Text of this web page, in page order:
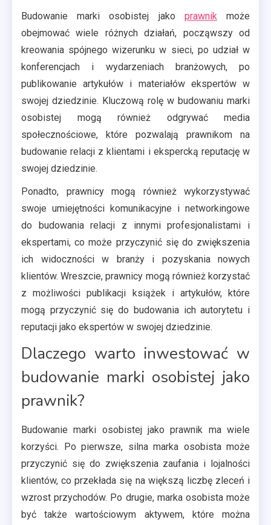
Budowanie marki osobistej jako prawnikmoże
obejmować wiele różnych działań, począwszy od
kreowania spójnego wizerunku w sieci, po udział w
konferencjach i wydarzeniach branżowych, po
publikowanie artykułów i materiałów ekspertów w
swojej dziedzinie. Kluczową rolę w budowaniu marki
osobistej mogą również odgrywać media
społecznościowe, które pozwalają prawnikom na
budowanie relacji z klientami i ekspercką reputację w
swojej dziedzinie.
Ponadto, prawnicy mogą również wykorzystywać
swoje umiejętności komunikacyjne i networkingowe
do budowania relacji z innymi profesjonalistami i
ekspertami, co może przyczynić się do zwiększenia
ich widoczności w branży i pozyskania nowych
klientów. Wreszcie, prawnicy mogą również korzystać
z możliwości publikacji książek i artykułów, które
mogą przyczynić się do budowania ich autorytetu i
reputacji jako ekspertów w swojej dziedzinie.
Dlaczego warto inwestować w
budowanie marki osobistej jako
prawnik?
Budowanie marki osobistej jako prawnik ma wiele
korzyści. Po pierwsze, silna marka osobista może
przyczynić się do zwiększenia zaufania i lojalności
klientów, co przekłada się na większą liczbę zleceń i
wzrost przychodów. Po drugie, marka osobista może
być także wartościowym aktywem, które można